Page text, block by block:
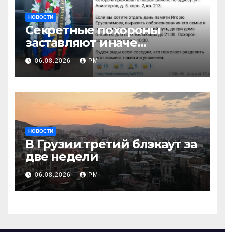
НОВОСТИ
Секретные похороны
заставляют иначе
взглянуть на взрыв
06.08.2026 РМ
НОВОСТИ
В Грузии третий блэкаут за
две недели
06.08.2026 РМ